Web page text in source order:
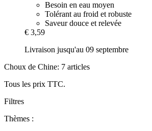
Besoin en eau moyen
Tolérant au froid et robuste
Saveur douce et relevée
€ 3,59
Livraison jusqu'au 09 septembre
Choux de Chine: 7 articles
Tous les prix TTC.
Filtres
Thèmes :